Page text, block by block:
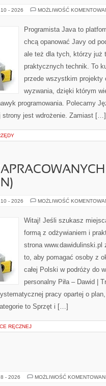
- 2026 MOŻLIWOŚĆ
Programista Java to
chcą opanować Javy od
ale też dla tych, którzy już
praktycznych technik. To
przede wszystkim projekty
wyzwania, dzięki którym
programowania. Polecamy
strony jest wdrożenie. Zamiast […]
- 2026 MOŻLIWOŚĆ
Witaj! Jeśli szukasz
formą z odżywianiem i
strona www.dawidulinski.pl
to, aby pomagać osoby z
całej Polski w podróży do
personalny Piła – Dawid |
pracy opartej o
to Sprzęt i […]
RĘCZNEJ
- 2026 MOŻLIWOŚĆ